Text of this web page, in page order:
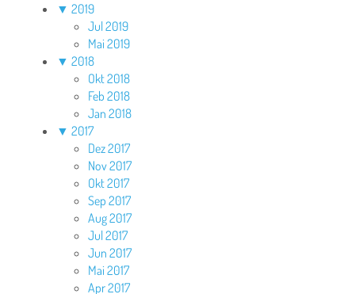
▼ 2019
Jul 2019
Mai 2019
▼ 2018
Okt 2018
Feb 2018
Jan 2018
▼ 2017
Dez 2017
Nov 2017
Okt 2017
Sep 2017
Aug 2017
Jul 2017
Jun 2017
Mai 2017
Apr 2017